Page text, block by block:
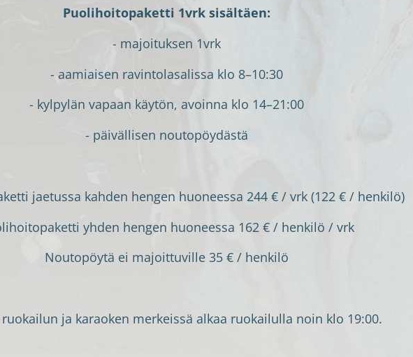
Puolihoitopaketti 1vrk sisältäen:
- majoituksen 1vrk
- aamiaisen ravintolasalissa klo 8–10:30
- kylpylän vapaan käytön, avoinna klo 14–21:00
- päivällisen noutopöydästä
jaetussa kahden hengen huoneessa 244 € / vrk (122 € / henkilö)
yhden hengen huoneessa 162 € / henkilö / vrk
Noutopöytä ei majoittuville 35 € / henkilö
ja karaoken merkeissä alkaa ruokailulla noin klo 19:00.